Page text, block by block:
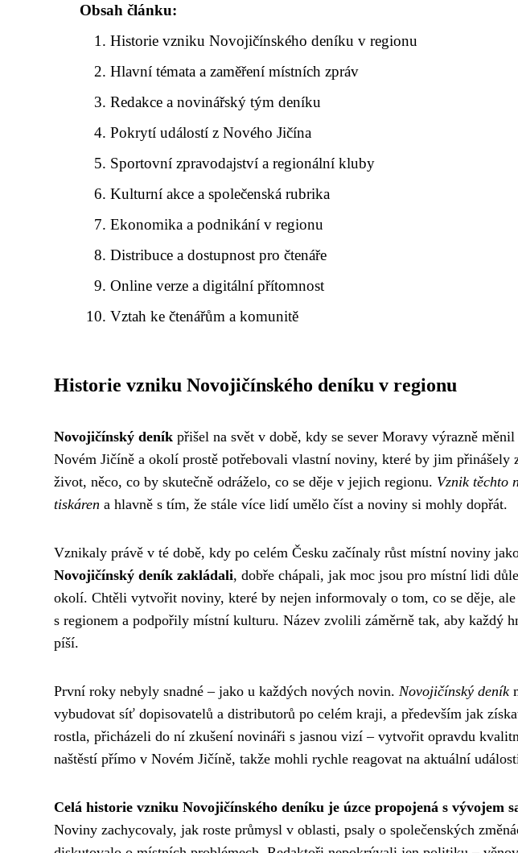
Obsah článku:
Historie vzniku Novojičínského deníku v regionu
Hlavní témata a zaměření místních zpráv
Redakce a novinářský tým deníku
Pokrytí událostí z Nového Jičína
Sportovní zpravodajství a regionální kluby
Kulturní akce a společenská rubrika
Ekonomika a podnikání v regionu
Distribuce a dostupnost pro čtenáře
Online verze a digitální přítomnost
Vztah ke čtenářům a komunitě
Historie vzniku Novojičínského deníku v regionu
Novojičínský deník přišel na svět v době, kdy se sever Moravy výrazně
Novém Jičíně a okolí prostě potřebovali vlastní noviny, které by jim přinášely
život, něco, co by skutečně odráželo, co se děje v jejich regionu. Vznik těchto
tiskáren a hlavně s tím, že stále více lidí umělo číst a noviny si mohly dopřát.
Vznikaly právě v té době, kdy po celém Česku začínaly růst místní noviny
Novojičínský deník zakládali, dobře chápali, jak moc jsou pro místní lidi
okolí. Chtěli vytvořit noviny, které by nejen informovaly o tom, co se děje,
s regionem a podpořily místní kulturu. Název zvolili záměrně tak, aby každý
píší.
První roky nebyly snadné – jako u každých nových novin. Novojičínský deník
vybudovat síť dopisovatelů a distributorů po celém kraji, a především jak
rostla, přicházeli do ní zkušení novináři s jasnou vizí – vytvořit opravdu
naštěstí přímo v Novém Jičíně, takže mohli rychle reagovat na aktuální
Celá historie vzniku Novojičínského deníku je úzce propojená s vývojem
Noviny zachycovaly, jak roste průmysl v oblasti, psaly o společenských